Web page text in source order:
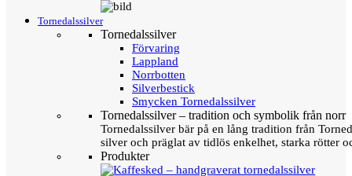
Tornedalssilver
Tornedalssilver
Förvaring
Lappland
Norrbotten
Silverbestick
Smycken Tornedalssilver
Tornedalssilver – tradition och symbolik från norr
Tornedalssilver bär på en lång tradition från
silver och präglat av tidlös enkelhet, starka rötter
Produkter